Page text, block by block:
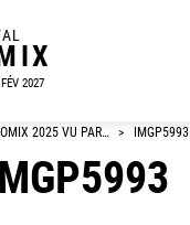
2027
2025 VU PAR… > IMGP5993